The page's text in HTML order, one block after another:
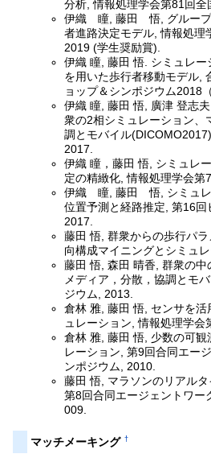
分析, 情報処理学会第81回
伊織 瞳, 藤田 悟, グループ
者進路決定モデル, 情報処理
2019 (学生奨励賞).
伊織 瞳, 藤田 悟. シミュレー
を用いた歩行者移動モデル,
ョップ＆シンポジウム2018
伊織 瞳, 藤田 悟, 廣津 登志
衆の2相シミュレーション、
調とモバイル
2017.
伊織 瞳，藤田 悟, シミュレ
定の精緻化, 情報処理学会
伊織 瞳, 藤田 悟, シミュレ
位置予測と経路推定, 第16
2017.
藤田 悟, 群衆からの歩行パ
向構成マイニングとシミュ
藤田 悟, 森田 晴香, 群衆の
メディア，分散，協調とモ
ジウム, 2013.
倉林 雅, 藤田 悟, センサを活
ュレーション, 情報処理学会
倉林 雅, 藤田 悟, 少数の可
レーション, 第9回合同エー
ンポジウム, 2010.
藤田 悟, マラソンのリアル
第8回合同エージェントワー
009.
マッチメーキング †